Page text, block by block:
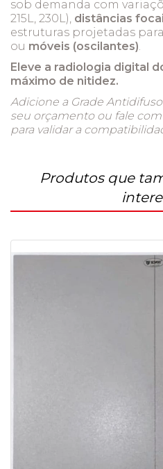
sob demanda com
215L, 230L), distâncias
estruturas projetadas
ou móveis (oscilantes).
Eleve a radiologia digital
máximo de nitidez.
Adicione a Grade
seu orçamento ou fale
para validar a
Produtos que